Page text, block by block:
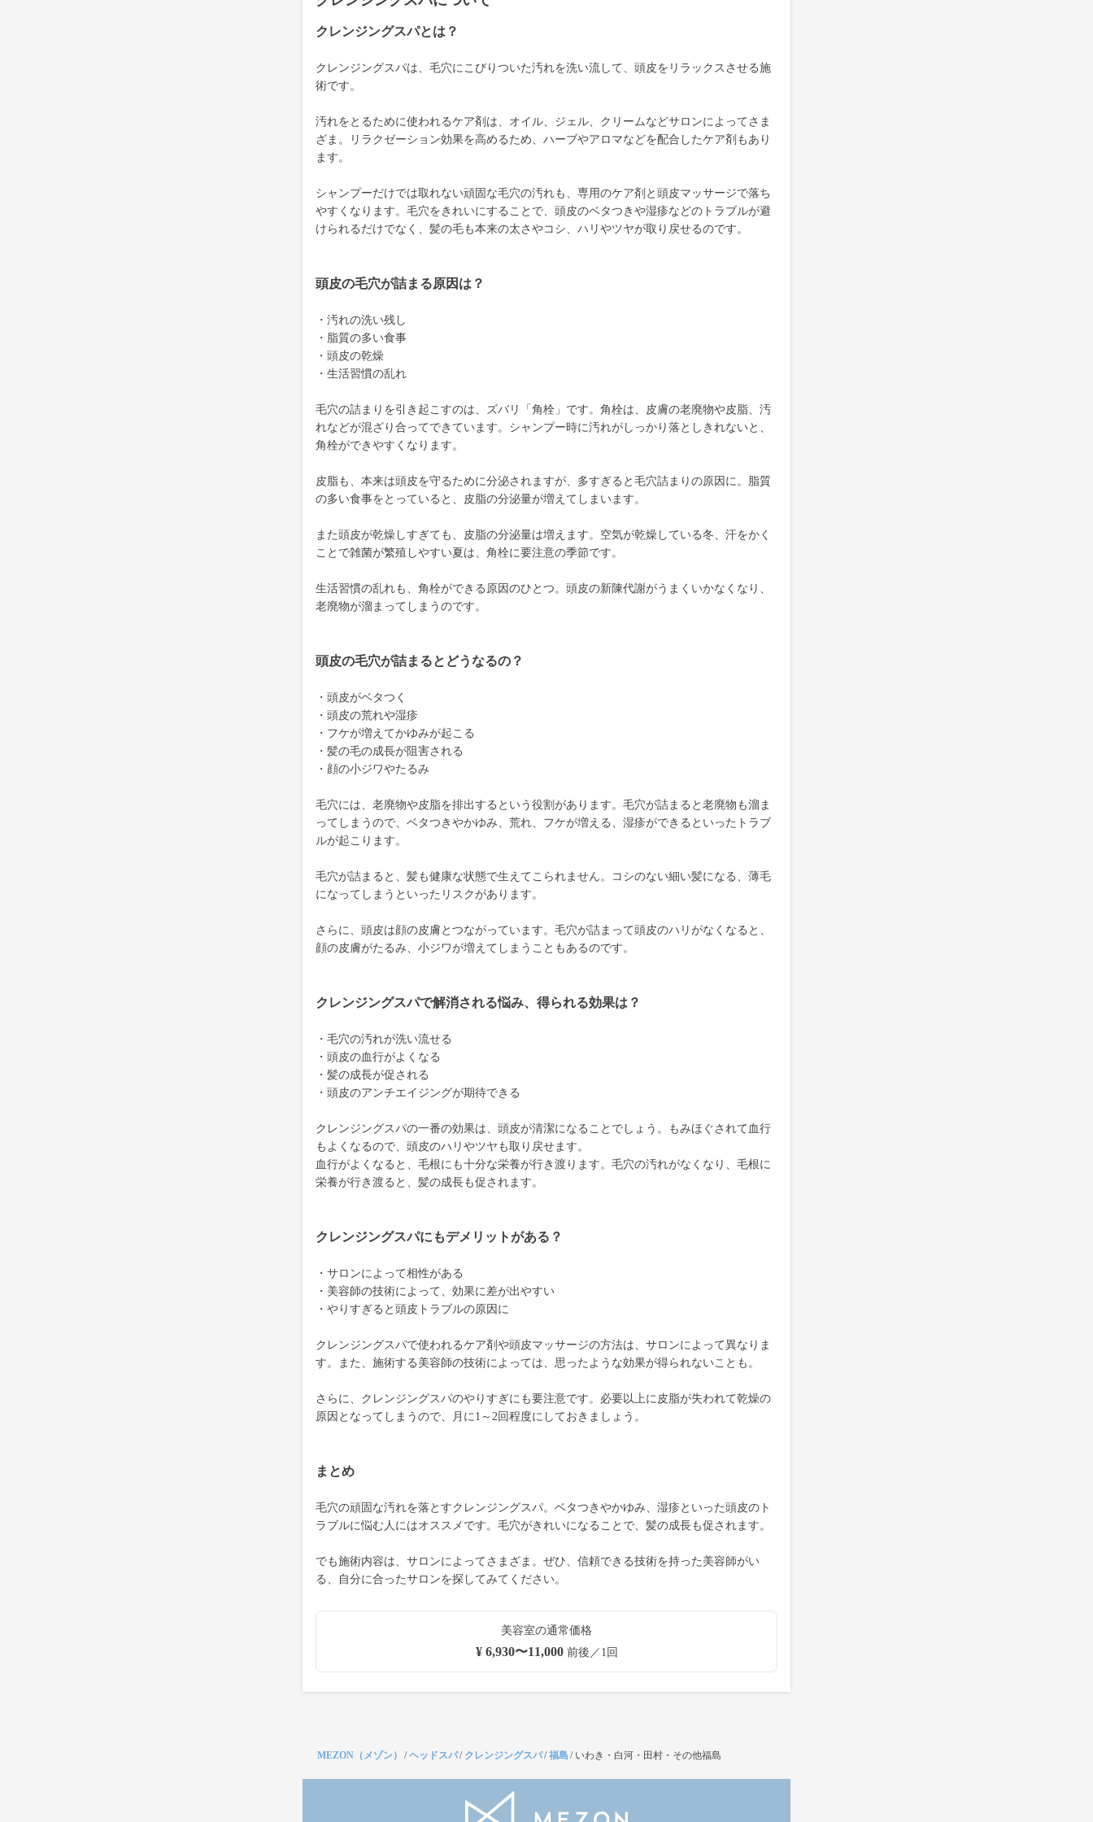
クレンジングスパとは？
クレンジングスパは、毛穴にこびりついた汚れを洗い流して、頭皮をリラックスさせる施
術です。
汚れをとるために使われるケア剤は、オイル、ジェル、クリームなどサロンによってさま
ざま。リラクゼーション効果を高めるため、ハーブやアロマなどを配合したケア剤もあり
ます。
シャンプーだけでは取れない頑固な毛穴の汚れも、専用のケア剤と頭皮マッサージで落ち
やすくなります。毛穴をきれいにすることで、頭皮のベタつきや湿疹などのトラブルが避
けられるだけでなく、髪の毛も本来の太さやコシ、ハリやツヤが取り戻せるのです。
頭皮の毛穴が詰まる原因は？
・汚れの洗い残し
・脂質の多い食事
・頭皮の乾燥
・生活習慣の乱れ
毛穴の詰まりを引き起こすのは、ズバリ「角栓」です。角栓は、皮膚の老廃物や皮脂、汚
れなどが混ざり合ってできています。シャンプー時に汚れがしっかり落としきれないと、
角栓ができやすくなります。
皮脂も、本来は頭皮を守るために分泌されますが、多すぎると毛穴詰まりの原因に。脂質
の多い食事をとっていると、皮脂の分泌量が増えてしまいます。
また頭皮が乾燥しすぎても、皮脂の分泌量は増えます。空気が乾燥している冬、汗をかく
ことで雑菌が繁殖しやすい夏は、角栓に要注意の季節です。
生活習慣の乱れも、角栓ができる原因のひとつ。頭皮の新陳代謝がうまくいかなくなり、
老廃物が溜まってしまうのです。
頭皮の毛穴が詰まるとどうなるの？
・頭皮がベタつく
・頭皮の荒れや湿疹
・フケが増えてかゆみが起こる
・髪の毛の成長が阻害される
・顔の小ジワやたるみ
毛穴には、老廃物や皮脂を排出するという役割があります。毛穴が詰まると老廃物も溜ま
ってしまうので、ベタつきやかゆみ、荒れ、フケが増える、湿疹ができるといったトラブ
ルが起こります。
毛穴が詰まると、髪も健康な状態で生えてこられません。コシのない細い髪になる、薄毛
になってしまうといったリスクがあります。
さらに、頭皮は顔の皮膚とつながっています。毛穴が詰まって頭皮のハリがなくなると、
顔の皮膚がたるみ、小ジワが増えてしまうこともあるのです。
クレンジングスパで解消される悩み、得られる効果は？
・毛穴の汚れが洗い流せる
・頭皮の血行がよくなる
・髪の成長が促される
・頭皮のアンチエイジングが期待できる
クレンジングスパの一番の効果は、頭皮が清潔になることでしょう。もみほぐされて血行
もよくなるので、頭皮のハリやツヤも取り戻せます。
血行がよくなると、毛根にも十分な栄養が行き渡ります。毛穴の汚れがなくなり、毛根に
栄養が行き渡ると、髪の成長も促されます。
クレンジングスパにもデメリットがある？
・サロンによって相性がある
・美容師の技術によって、効果に差が出やすい
・やりすぎると頭皮トラブルの原因に
クレンジングスパで使われるケア剤や頭皮マッサージの方法は、サロンによって異なりま
す。また、施術する美容師の技術によっては、思ったような効果が得られないことも。
さらに、クレンジングスパのやりすぎにも要注意です。必要以上に皮脂が失われて乾燥の
原因となってしまうので、月に1～2回程度にしておきましょう。
まとめ
毛穴の頑固な汚れを落とすクレンジングスパ。ベタつきやかゆみ、湿疹といった頭皮のト
ラブルに悩む人にはオススメです。毛穴がきれいになることで、髪の成長も促されます。
でも施術内容は、サロンによってさまざま。ぜひ、信頼できる技術を持った美容師がい
る、自分に合ったサロンを探してみてください。
美容室の通常価格
¥ 6,930〜11,000前後／1回
MEZON（メゾン） /ヘッドスパ/ クレンジングスパ/福島/ いわき・白河・田村・その他福島